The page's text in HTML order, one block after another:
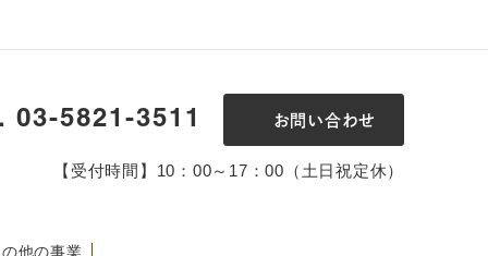
03-5821-3511 お問い合わせ
【受付時間】10：00～17：00（土日祝定休）
他の事業